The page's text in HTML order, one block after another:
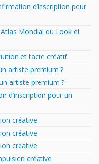
d’inscription pour
Atlas Mondial du Look et
et l’acte créatif
artiste premium ?
artiste premium ?
d’inscription pour un
créative
créative
créative
créative